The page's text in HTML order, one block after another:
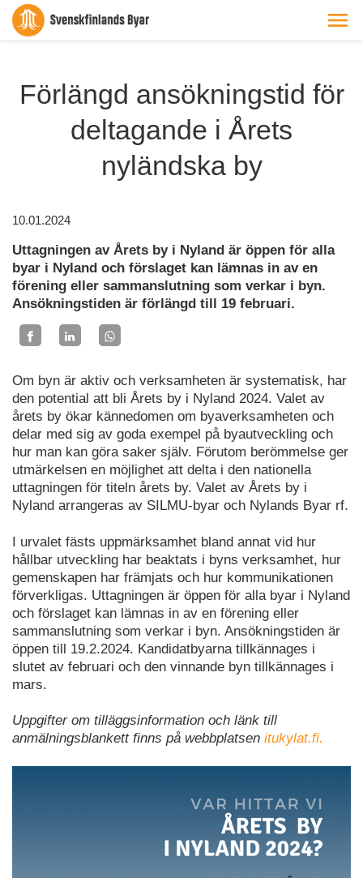
Förlängd ansökningstid för
deltagande i Årets
nyländska by
10.01.2024
Uttagningen av Årets by i Nyland är öppen för alla
byar i Nyland och förslaget kan lämnas in av en
förening eller sammanslutning som verkar i byn.
Ansökningstiden är förlängd till 19 februari.
Om byn är aktiv och verksamheten är systematisk, har
den potential att bli Årets by i Nyland 2024. Valet av
årets by ökar kännedomen om byaverksamheten och
delar med sig av goda exempel på byautveckling och
hur man kan göra saker själv. Förutom berömmelse ger
utmärkelsen en möjlighet att delta i den nationella
uttagningen för titeln årets by. Valet av Årets by i
Nyland arrangeras av SILMU-byar och Nylands Byar rf.
I urvalet fästs uppmärksamhet bland annat vid hur
hållbar utveckling har beaktats i byns verksamhet, hur
gemenskapen har främjats och hur kommunikationen
förverkligas. Uttagningen är öppen för alla byar i Nyland
och förslaget kan lämnas in av en förening eller
sammanslutning som verkar i byn. Ansökningstiden är
öppen till 19.2.2024. Kandidatbyarna tillkännages i
slutet av februari och den vinnande byn tillkännages i
mars.
Uppgifter om tilläggsinformation och länk till
anmälningsblankett finns på webbplatsen itukylat.fi.